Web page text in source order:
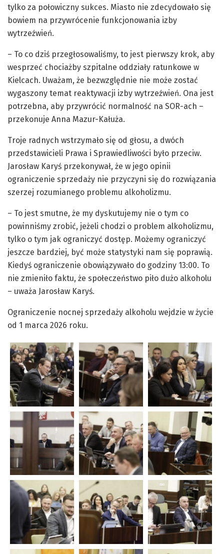
tylko za połowiczny sukces. Miasto nie zdecydowało się
bowiem na przywrócenie funkcjonowania izby
wytrzeźwień.
– To co dziś przegłosowaliśmy, to jest pierwszy krok, aby
wesprzeć chociażby szpitalne oddziały ratunkowe w
Kielcach. Uważam, że bezwzględnie nie może zostać
wygaszony temat reaktywacji izby wytrzeźwień. Ona jest
potrzebna, aby przywrócić normalność na SOR-ach –
przekonuje Anna Mazur-Kałuża.
Troje radnych wstrzymało się od głosu, a dwóch
przedstawicieli Prawa i Sprawiedliwości było przeciw.
Jarosław Karyś przekonywał, że w jego opinii
ograniczenie sprzedaży nie przyczyni się do rozwiązania
szerzej rozumianego problemu alkoholizmu.
– To jest smutne, że my dyskutujemy nie o tym co
powinniśmy zrobić, jeżeli chodzi o problem alkoholizmu,
tylko o tym jak ograniczyć dostęp. Możemy ograniczyć
jeszcze bardziej, być może statystyki nam się poprawią.
Kiedyś ograniczenie obowiązywało do godziny 13:00. To
nie zmieniło faktu, że społeczeństwo piło dużo alkoholu
– uważa Jarosław Karyś.
Ograniczenie nocnej sprzedaży alkoholu wejdzie w życie
od 1 marca 2026 roku.